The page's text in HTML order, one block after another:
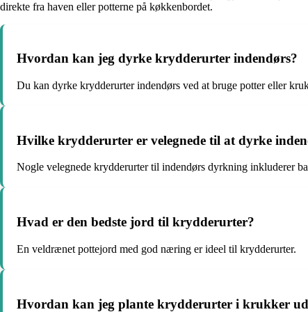
direkte fra haven eller potterne på køkkenbordet.
Hvordan kan jeg dyrke krydderurter indendørs?
Du kan dyrke krydderurter indendørs ved at bruge potter eller
Hvilke krydderurter er velegnede til at dyrke
Nogle velegnede krydderurter til indendørs dyrkning inkluderer
Hvad er den bedste jord til krydderurter?
En veldrænet pottejord med god næring er ideel til krydderurter.
Hvordan kan jeg plante krydderurter i krukker